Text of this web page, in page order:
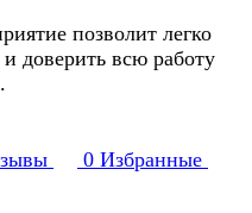
позволит легко
и доверить всю работу
0 Избранные